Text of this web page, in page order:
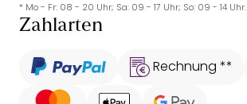
* Mo - Fr: 08 - 20 Uhr; Sa: 09 - 17 Uhr; So: 09 - 14 Uhr.
Zahlarten
Rechnung **